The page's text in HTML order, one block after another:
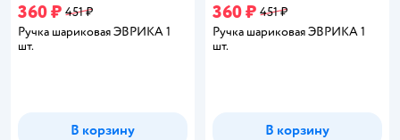
360 ₽ 451 ₽
Ручка шариковая ЭВРИКА 1
шт.
В корзину
360 ₽ 451 ₽
Ручка шариковая ЭВРИКА 1
шт.
В корзину